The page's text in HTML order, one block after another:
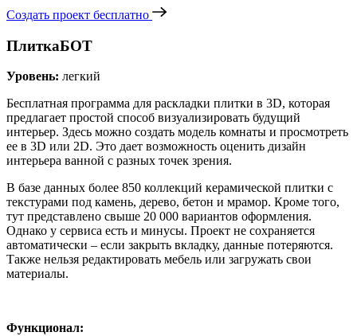
Создать проект бесплатно
ПлиткаБОТ
Уровень: легкий
Бесплатная программа для раскладки плитки в 3D, которая
предлагает простой способ визуализировать будущий
интерьер. Здесь можно создать модель комнаты и просмотреть
ее в 3D или 2D. Это дает возможность оценить дизайн
интерьера ванной с разных точек зрения.
В базе данных более 850 коллекций керамической плитки с
текстурами под камень, дерево, бетон и мрамор. Кроме того,
тут представлено свыше 20 000 вариантов оформления.
Однако у сервиса есть и минусы. Проект не сохраняется
автоматически – если закрыть вкладку, данные потеряются.
Также нельзя редактировать мебель или загружать свои
материалы.
Функционал: